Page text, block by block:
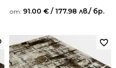
от: 91.00 € / 177.98 лв./ бр.